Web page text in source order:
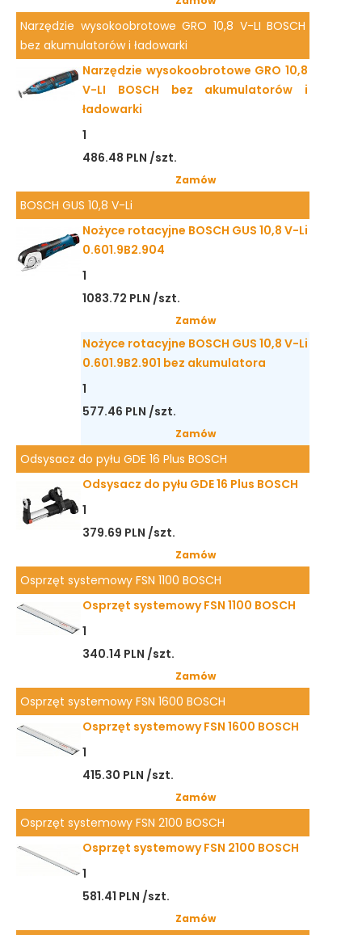
Narzędzie wysokoobrotowe GRO 10,8 V-LI BOSCH
bez akumulatorów i ładowarki
Narzędzie wysokoobrotowe GRO 10,8
V-LI BOSCH bez akumulatorów i
ładowarki
1
486.48 PLN /szt.
Zamów
BOSCH GUS 10,8 V-Li
Nożyce rotacyjne BOSCH GUS 10,8 V-Li
0.601.9B2.904
1
1083.72 PLN /szt.
Zamów
Nożyce rotacyjne BOSCH GUS 10,8 V-Li
0.601.9B2.901 bez akumulatora
1
577.46 PLN /szt.
Zamów
Odsysacz do pyłu GDE 16 Plus BOSCH
Odsysacz do pyłu GDE 16 Plus BOSCH
1
379.69 PLN /szt.
Zamów
Osprzęt systemowy FSN 1100 BOSCH
Osprzęt systemowy FSN 1100 BOSCH
1
340.14 PLN /szt.
Zamów
Osprzęt systemowy FSN 1600 BOSCH
Osprzęt systemowy FSN 1600 BOSCH
1
415.30 PLN /szt.
Zamów
Osprzęt systemowy FSN 2100 BOSCH
Osprzęt systemowy FSN 2100 BOSCH
1
581.41 PLN /szt.
Zamów